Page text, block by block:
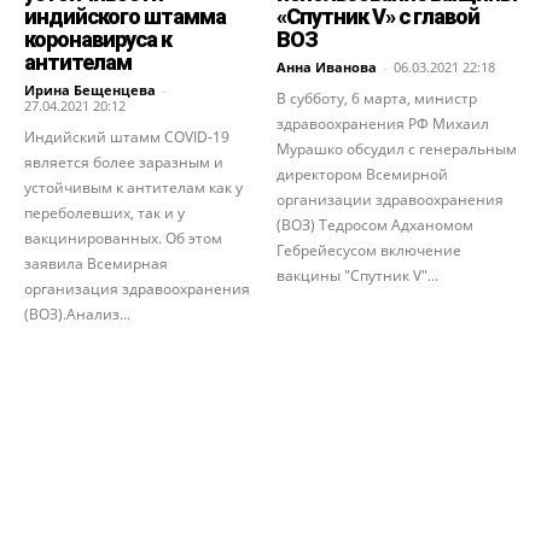
индийского штамма
коронавируса к
антителам
Ирина Бещенцева -
27.04.2021 20:12
Индийский штамм COVID-19
является более заразным и
устойчивым к антителам как у
переболевших, так и у
вакцинированных. Об этом
заявила Всемирная
организация здравоохранения
(ВОЗ).Анализ...
«Спутник V» с главой
ВОЗ
Анна Иванова - 06.03.2021 22:18
В субботу, 6 марта, министр
здравоохранения РФ Михаил
Мурашко обсудил с генеральным
директором Всемирной
организации здравоохранения
(ВОЗ) Тедросом Адханомом
Гебрейесусом включение
вакцины "Спутник V"...